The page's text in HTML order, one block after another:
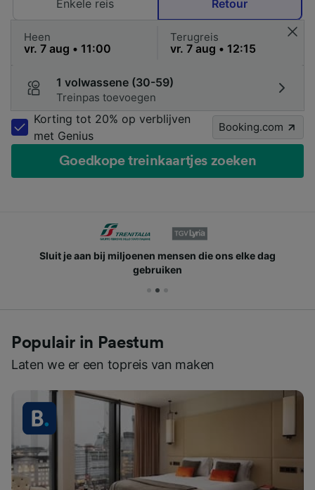
Enkele reis
Retour
Heen Terugreis
1 volwassene (30-59)
Treinpas toevoegen
Korting tot 20% op verblijven
met Genius
Booking.com
Goedkope treinkaartjes zoeken
Sluit je aan bij miljoenen mensen die ons elke dag
gebruiken
Populair in Paestum
Laten we er een topreis van maken